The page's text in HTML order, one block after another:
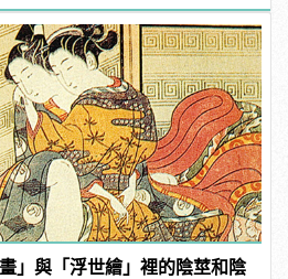
」與「浮世繪」裡的陰莖和陰